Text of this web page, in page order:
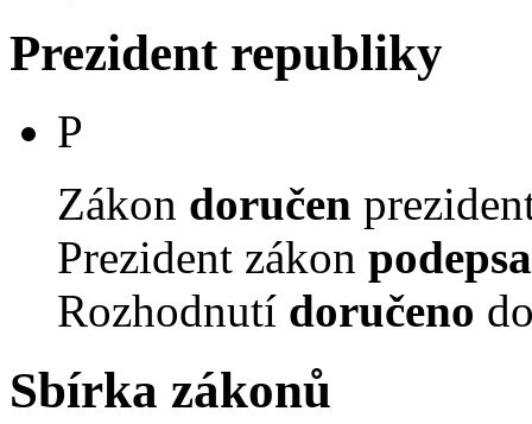
Prezident republiky
P
Zákon doručen
Prezident zákon
Rozhodnutí doručeno
Sbírka zákonů